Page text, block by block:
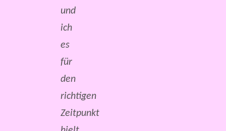
und
ich
es
für
den
richtigen
Zeitpunkt